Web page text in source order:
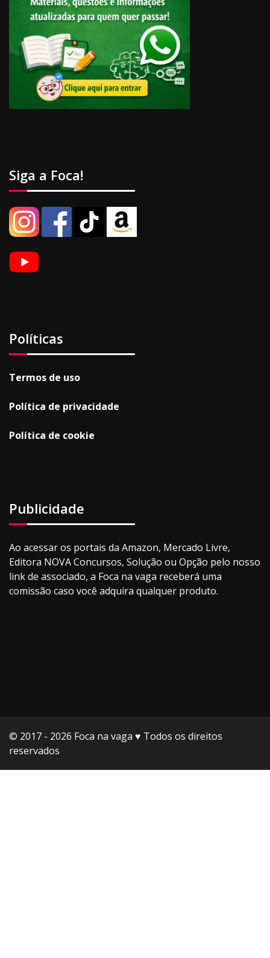
Siga a Foca!
Políticas
Termos de uso
Política de privacidade
Política de cookie
Publicidade
Ao acessar os portais da Amazon, Mercado Livre,
Editora NOVA Concursos, Solução ou Opção pelo nosso
link de associado, a Foca na vaga receberá uma
comissão caso você adquira qualquer produto.
© 2017 - 2026 Foca na vaga ♥️ Todos os direitos
reservados